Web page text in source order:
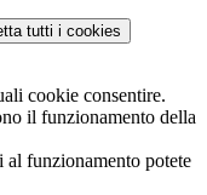
tutti i cookies
cookie consentire.
il funzionamento della
al funzionamento potete